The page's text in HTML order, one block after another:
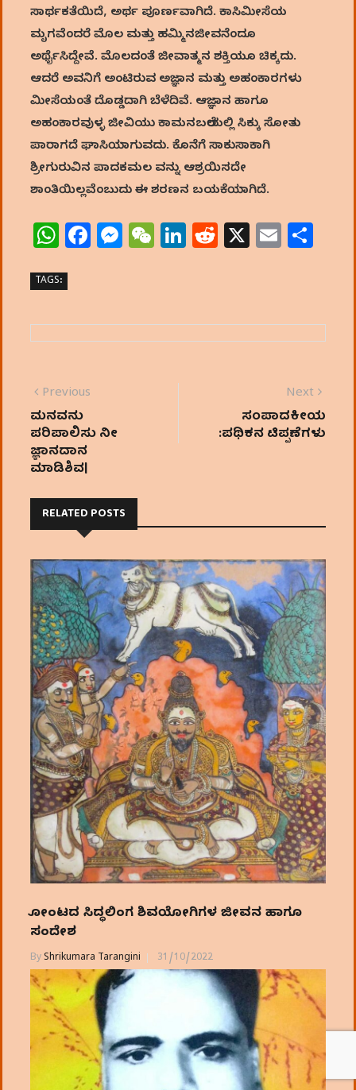
ಸಾರ್ಥಕತೆಯಿದೆ, ಅರ್ಥ ಪೂರ್ಣವಾಗಿದೆ. ಕಾಸಿಮೀಸೆಯ
ಮೃಗವೆಂದರೆ ಮೊಲ ಮತ್ತು ಹಮ್ಮಿನಜೀವನೆಂದೂ
ಅರ್ಥೈಸಿದ್ದೇವೆ. ಮೊಲದಂತೆ ಜೀವಾತ್ಮನ ಶಕ್ತಿಯೂ ಚಿಕ್ಕದು.
ಆದರೆ ಅವನಿಗೆ ಅಂಟಿರುವ ಅಜ್ಞಾನ ಮತ್ತು ಅಹಂಕಾರಗಳು
ಮೀಸೆಯಂತೆ ದೊಡ್ಡದಾಗಿ ಬೆಳೆದಿವೆ. ಆಜ್ಞಾನ ಹಾಗೂ
ಅಹಂಕಾರವುಳ್ಳ ಜೀವಿಯು ಕಾಮನಬಲೆಯಲ್ಲಿ ಸಿಕ್ಕು ಸೋತು
ಪಾರಾಗದೆ ಘಾಸಿಯಾಗುವದು. ಕೊನೆಗೆ ಸಾಕುಸಾಕಾಗಿ
ಶ್ರೀಗುರುವಿನ ಪಾದಕಮಲ ವನ್ನು ಆಶ್ರಯಿಸದೇ
ಶಾಂತಿಯಿಲ್ಲವೆಂಬುದು ಈ ಶರಣನ ಬಯಕೆಯಾಗಿದೆ.
W
at
A
p
F
b
M
n
W
at
Li
dI
R
t
X E
TAGS:
Previous
ಮನವನು
ಪರಿಪಾಲಿಸು ನೀ
ಜ್ಞಾನದಾನ
ಮಾಡಿಶಿವ|
Next
ಸಂಪಾದಕೀಯ
:ಪಥಿಕನ ಟಿಪ್ಪಣೆಗಳು
RELATED POSTS
ತೋಂಟದ ಸಿದ್ಧಲಿಂಗ ಶಿವಯೋಗಿಗಳ ಜೀವನ ಹಾಗೂ
ಸಂದೇಶ
By Shrikumara Tarangini 31/10/2022